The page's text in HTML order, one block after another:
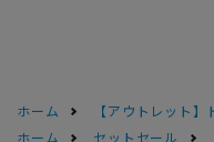
ホーム 【アウトレット】
ホーム
セットセール